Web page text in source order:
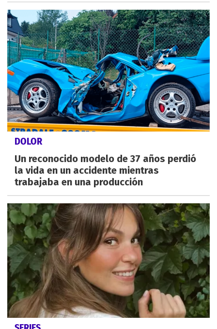
DOLOR
Un reconocido modelo de 37 años perdió
la vida en un accidente mientras
trabajaba en una producción